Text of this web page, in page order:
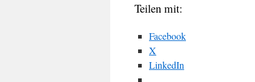
Teilen mit:
Facebook
X
LinkedIn